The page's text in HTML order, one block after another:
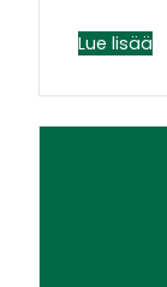
Lue lisää